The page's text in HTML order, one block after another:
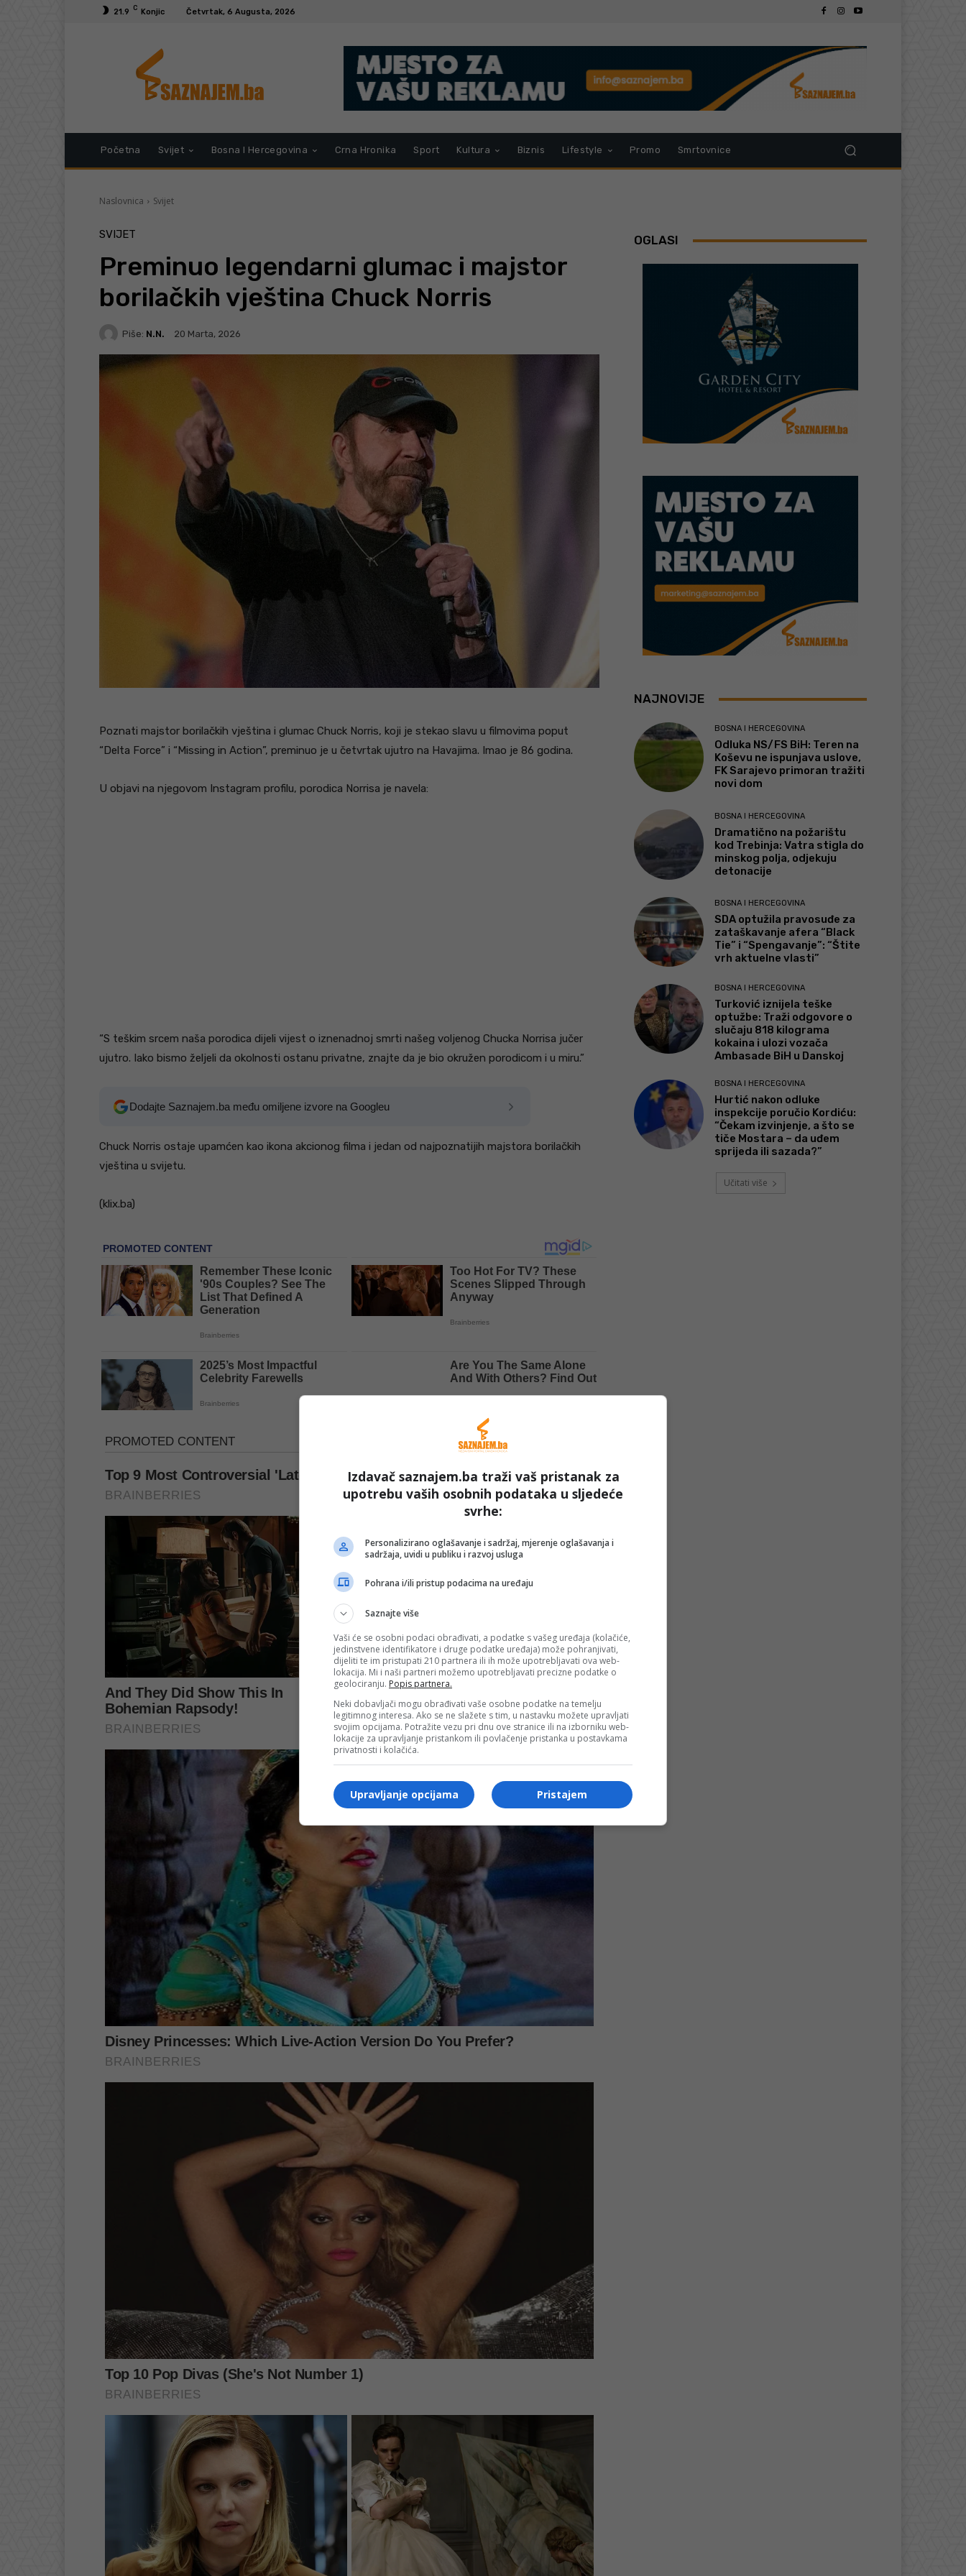
21.9 C Konjic Četvrtak, 6 Augusta, 2026
Početna Svijet Bosna I Hercegovina Crna Hronika Sport Kultura Biznis Lifestyle Promo Smrtovnice
Naslovnica Svijet
SVIJET
Preminuo legendarni glumac i majstor
borilačkih vještina Chuck Norris
Piše: N.N. 20 Marta, 2026
Poznati majstor borilačkih vještina i glumac Chuck Norris, koji je stekao slavu u filmovima poput
“Delta Force” i “Missing in Action”, preminuo je u četvrtak ujutro na Havajima. Imao je 86 godina.
U objavi na njegovom Instagram profilu, porodica Norrisa je navela:
“S teškim srcem naša porodica dijeli vijest o iznenadnoj smrti našeg voljenog Chucka Norrisa jučer
ujutro. Iako bismo željeli da okolnosti ostanu privatne, znajte da je bio okružen porodicom i u miru.”
Dodajte Saznajem.ba među omiljene izvore na Googleu
Chuck Norris ostaje upamćen kao ikona akcionog filma i jedan od najpoznatijih majstora borilačkih
vještina u svijetu.
(klix.ba)
OGLASI
NAJNOVIJE
BOSNA I HERCEGOVINA
Odluka NS/FS BiH: Teren na
Koševu ne ispunjava uslove,
FK Sarajevo primoran tražiti
novi dom
BOSNA I HERCEGOVINA
Dramatično na požarištu
kod Trebinja: Vatra stigla do
minskog polja, odjekuju
detonacije
BOSNA I HERCEGOVINA
SDA optužila pravosuđe za
zataškavanje afera “Black
Tie” i “Spengavanje”: “Štite
vrh aktuelne vlasti”
BOSNA I HERCEGOVINA
Turković iznijela teške
optužbe: Traži odgovore o
slučaju 818 kilograma
kokaina i ulozi vozača
Ambasade BiH u Danskoj
BOSNA I HERCEGOVINA
Hurtić nakon odluke
inspekcije poručio Kordiću:
“Čekam izvinjenje, a što se
tiče Mostara – da uđem
sprijeda ili sazada?”
Učitati više
Izdavač saznajem.ba traži vaš pristanak za
upotrebu vaših osobnih podataka u sljedeće
svrhe:
Personalizirano oglašavanje i sadržaj, mjerenje oglašavanja i
sadržaja, uvidi u publiku i razvoj usluga
Pohrana i/ili pristup podacima na uređaju
Saznajte više
Vaši će se osobni podaci obrađivati, a podatke s vašeg uređaja (kolačiće,
jedinstvene identifikatore i druge podatke uređaja) može pohranjivati,
dijeliti te im pristupati 210 partnera ili ih može upotrebljavati ova web-
lokacija. Mi i naši partneri možemo upotrebljavati precizne podatke o
geolociranju. Popis partnera.
Neki dobavljači mogu obrađivati vaše osobne podatke na temelju
legitimnog interesa. Ako se ne slažete s tim, u nastavku možete upravljati
svojim opcijama. Potražite vezu pri dnu ove stranice ili na izborniku web-
lokacije za upravljanje pristankom ili povlačenje pristanka u postavkama
privatnosti i kolačića.
Pristajem
Upravljanje opcijama